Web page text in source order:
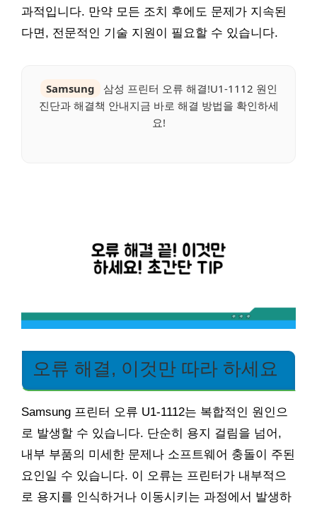
과적입니다. 만약 모든 조치 후에도 문제가 지속된
다면, 전문적인 기술 지원이 필요할 수 있습니다.
Samsung
삼성 프린터 오류 해결!U1-1112 원인
진단과 해결책 안내지금 바로 해결 방법을 확인하세
요!
오류 해결, 이것만 따라 하세요
Samsung 프린터 오류 U1-1112는 복합적인 원인으
로 발생할 수 있습니다. 단순히 용지 걸림을 넘어,
내부 부품의 미세한 문제나 소프트웨어 충돌이 주된
요인일 수 있습니다. 이 오류는 프린터가 내부적으
로 용지를 인식하거나 이동시키는 과정에서 발생하